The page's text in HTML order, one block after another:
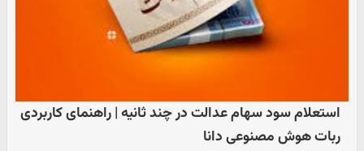
استعلام سود سهام عدالت در چند ثانیه | راهنمای کاربردی
ربات هوش مصنوعی دانا